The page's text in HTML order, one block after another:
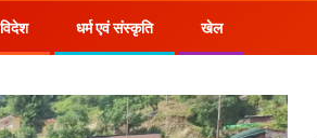
धर्म एवं संस्कृति खेल